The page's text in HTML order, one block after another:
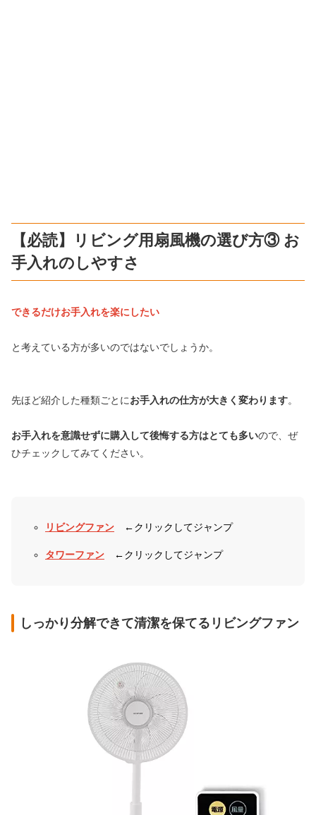
【必読】リビング用扇風機の選び方③ お
手入れのしやすさ
できるだけお手入れを楽にしたい
と考えている方が多いのではないでしょうか。
先ほど紹介した種類ごとに お手入れの仕方が大きく変わります。
お手入れを意識せずに購入して後悔する方はとても多いので、ぜ
ひチェックしてみてください。
リビングファン ←クリックしてジャンプ
タワーファン ←クリックしてジャンプ
しっかり分解できて清潔を保てるリビングファン